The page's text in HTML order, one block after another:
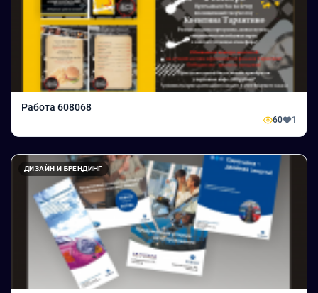
Работа 608068
60 1
ДИЗАЙН И БРЕНДИНГ